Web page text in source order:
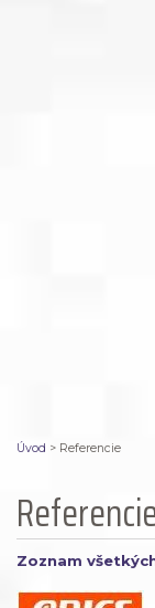
Úvod > Referencie
Zoznam